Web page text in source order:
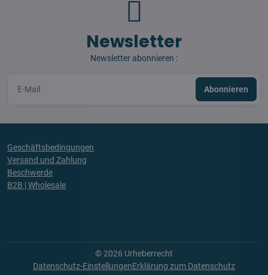
Newsletter
Newsletter abonnieren :
Abonnieren
Geschäftsbedingungen
Versand und Zahlung
Beschwerde
B2B | Wholesale
©2026 Urheberrecht
Datenschutz-EinstellungenErklärung zum Datenschutz